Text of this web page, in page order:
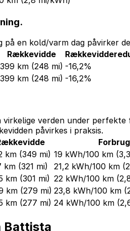
en kold/varm dag påvirker
Rækkevidde
399 km (248 mi) -16,2%
399 km (248 mi) -16,2%
verden under
påvirkes i praksis.
Forbrug
km (349 mi) 19 kWh/100 km
km (321 mi) 21,2 kWh/100 km
km (301 mi) 22 kWh/100 km
km (279 mi) 23,8 kWh/100 km
km (277 mi) 24 kWh/100 km
Battista